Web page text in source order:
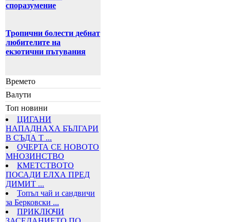
споразумение
Тропични болести дебнат
любителите на
екзотични пътувания
Времето
Валути
Топ новини
ЦИГАНИ
НАПАДНАХА БЪЛГАРИ
В СЪДА Т ...
ОЧЕРТА СЕ НОВОТО
МНОЗИНСТВО
КМЕТСТВОТО
ПОСАДИ ЕЛХА ПРЕД
ДИМИТ ...
Топъл чай и сандвичи
за Берковски ...
ПРИКЛЮЧИ